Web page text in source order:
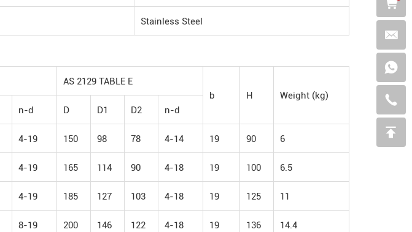
Stainless Steel
AS 2129 TABLE E
b
H
Weight (kg)
n-d D D1 D2 n-d
4-19 150 98 78 4-14 19 90 6
4-19 165 114 90 4-18 19 100 6.5
4-19 185 127 103 4-18 19 125 11
8-19 200 146 122 4-18 19 136 14.4